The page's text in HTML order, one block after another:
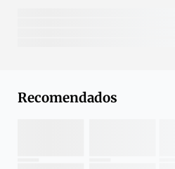
Recomendados